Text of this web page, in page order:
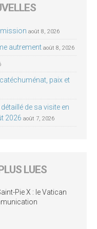
mission août 8, 2026
autrement août 8, 2026
paix et
de sa visite en
2026 août 7, 2026
LUES
Pie X : le Vatican